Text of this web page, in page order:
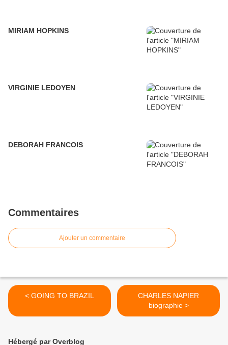
MIRIAM HOPKINS
VIRGINIE LEDOYEN
DEBORAH FRANCOIS
Commentaires
Ajouter un commentaire
< GOING TO BRAZIL
CHARLES NAPIER
biographie >
Hébergé par Overblog